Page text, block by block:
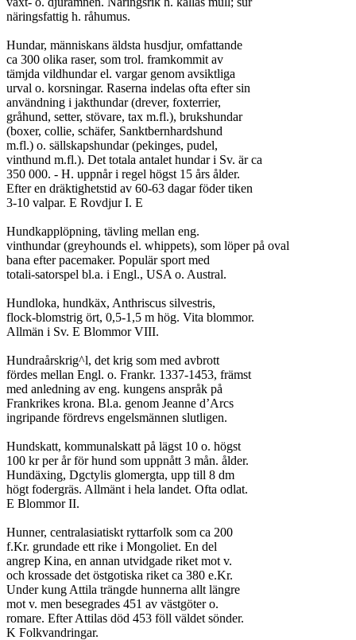
näringsfattig h. råhumus.
Hundar, människans äldsta husdjur, omfattande
ca 300 olika raser, som trol. framkommit av
tämjda vildhundar el. vargar genom avsiktliga
urval o. korsningar. Raserna indelas ofta efter sin
användning i jakthundar (drever, foxterrier,
gråhund, setter, stövare, tax m.fl.), brukshundar
(boxer, collie, schäfer, Sanktbernhardshund
m.fl.) o. sällskapshundar (pekinges, pudel,
vinthund m.fl.). Det totala antalet hundar i Sv. är ca
350 000. - H. uppnår i regel högst 15 års ålder.
Efter en dräktighetstid av 60-63 dagar föder tiken
3-10 valpar. E Rovdjur I. E
Hundkapplöpning, tävling mellan eng.
vinthundar (greyhounds el. whippets), som löper på oval
bana efter pacemaker. Populär sport med
totali-satorspel bl.a. i Engl., USA o. Austral.
Hundloka, hundkäx, Anthriscus silvestris,
flock-blomstrig ört, 0,5-1,5 m hög. Vita blommor.
Allmän i Sv. E Blommor VIII.
Hundraårskrig^l, det krig som med avbrott
fördes mellan Engl. o. Frankr. 1337-1453, främst
med anledning av eng. kungens anspråk på
Frankrikes krona. Bl.a. genom Jeanne d’Arcs
ingripande fördrevs engelsmännen slutligen.
Hundskatt, kommunalskatt på lägst 10 o. högst
100 kr per år för hund som uppnått 3 mån. ålder.
Hundäxing, Dgctylis glomergta, upp till 8 dm
högt fodergräs. Allmänt i hela landet. Ofta odlat.
E Blommor II.
Hunner, centralasiatiskt ryttarfolk som ca 200
f.Kr. grundade ett rike i Mongoliet. En del
angrep Kina, en annan utvidgade riket mot v.
och krossade det östgotiska riket ca 380 e.Kr.
Under kung Attila trängde hunnerna allt längre
mot v. men besegrades 451 av västgöter o.
romare. Efter Attilas död 453 föll väldet sönder.
K Folkvandringar.